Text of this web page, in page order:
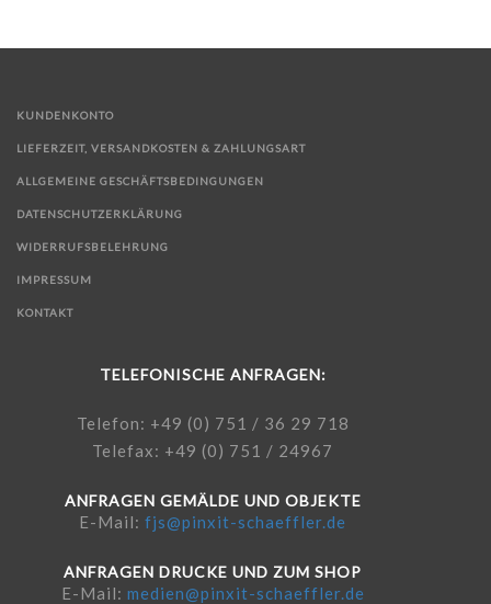
KUNDENKONTO
LIEFERZEIT, VERSANDKOSTEN & ZAHLUNGSART
ALLGEMEINE GESCHÄFTSBEDINGUNGEN
DATENSCHUTZERKLÄRUNG
WIDERRUFSBELEHRUNG
IMPRESSUM
KONTAKT
TELEFONISCHE ANFRAGEN:
Telefon: +49 (0) 751 / 36 29 718
Telefax: +49 (0) 751 / 24967
ANFRAGEN GEMÄLDE UND OBJEKTE
E-Mail: fjs@pinxit-schaeffler.de
ANFRAGEN DRUCKE UND ZUM SHOP
E-Mail: medien@pinxit-schaeffler.de